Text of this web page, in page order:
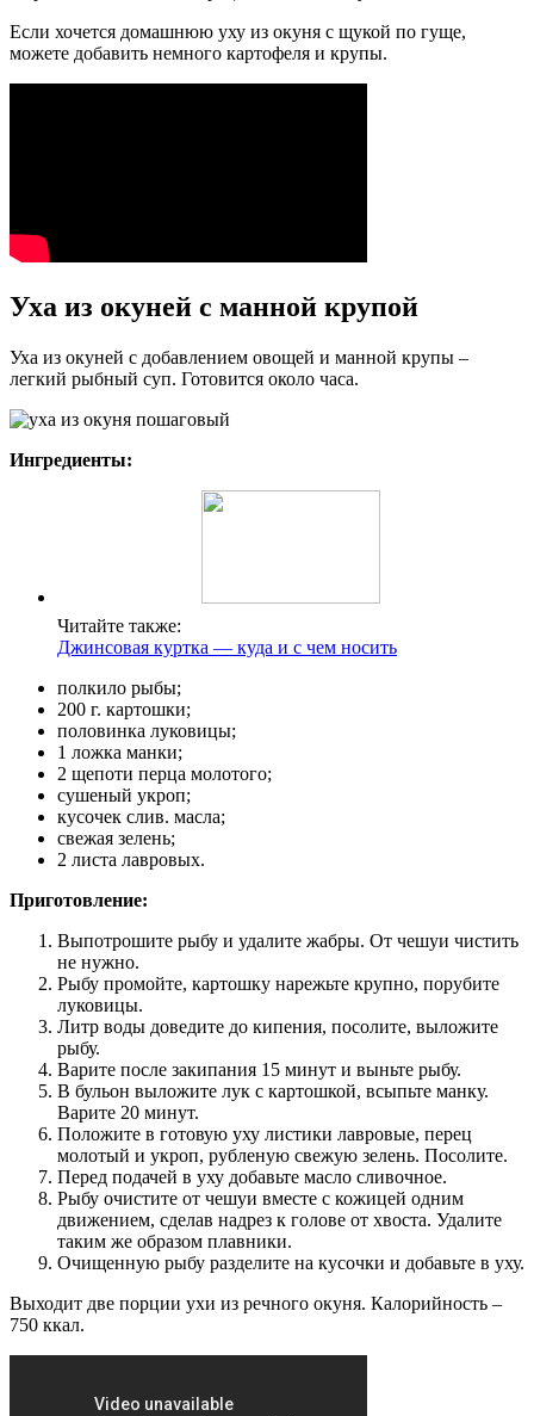
Если хочется домашнюю уху из окуня с щукой по гуще,
можете добавить немного картофеля и крупы.
Уха из окуней с манной крупой
Уха из окуней с добавлением овощей и манной крупы –
легкий рыбный суп. Готовится около часа.
Ингредиенты:
Читайте также:
Джинсовая куртка — куда и с чем носить
полкило рыбы;
200 г. картошки;
половинка луковицы;
1 ложка манки;
2 щепоти перца молотого;
сушеный укроп;
кусочек слив. масла;
свежая зелень;
2 листа лавровых.
Приготовление:
Выпотрошите рыбу и удалите жабры. От чешуи чистить
не нужно.
Рыбу промойте, картошку нарежьте крупно, порубите
луковицы.
Литр воды доведите до кипения, посолите, выложите
рыбу.
Варите после закипания 15 минут и выньте рыбу.
В бульон выложите лук с картошкой, всыпьте манку.
Варите 20 минут.
Положите в готовую уху листики лавровые, перец
молотый и укроп, рубленую свежую зелень. Посолите.
Перед подачей в уху добавьте масло сливочное.
Рыбу очистите от чешуи вместе с кожицей одним
движением, сделав надрез к голове от хвоста. Удалите
таким же образом плавники.
Очищенную рыбу разделите на кусочки и добавьте в уху.
Выходит две порции ухи из речного окуня. Калорийность –
750 ккал.